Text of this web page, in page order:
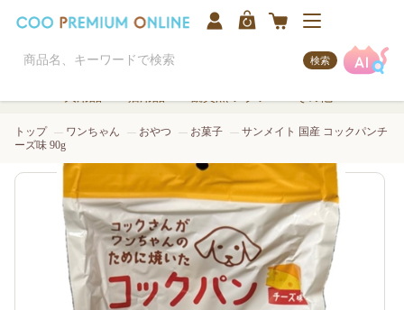
検索
トップ ワンちゃん おやつ お菓子
サンメイト 国産 コックパンチ
ーズ味 90g